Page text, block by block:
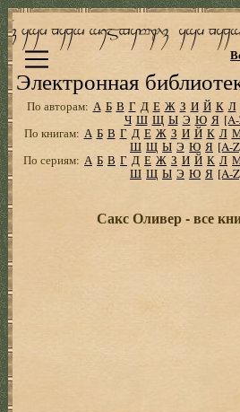
Электронная
По авторам: А Б В Г Д Е Ж З И Й К Л
Ч Ш Щ Ы Э Ю Я
По книгам: А Б В Г Д Е Ж З И Й К Л
Ш Щ Ы Э Ю Я [A-
По сериям: А Б В Г Д Е Ж З И Й К Л
Ш Щ Ы Э Ю Я [A-
Сакс Оливер - все